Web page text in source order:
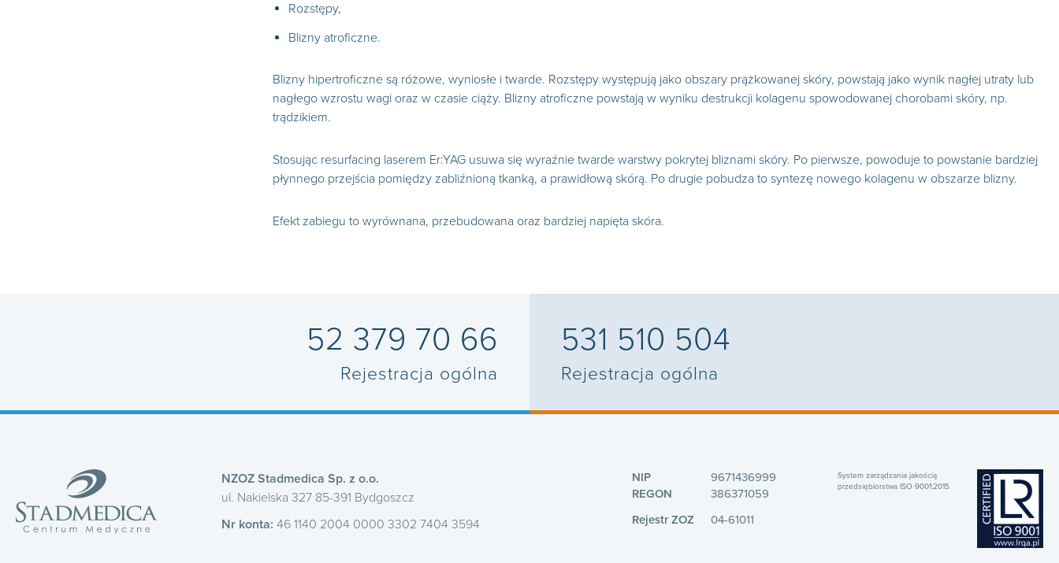
Rozstępy,
Blizny atroficzne.
Blizny hipertroficzne są różowe, wyniosłe i twarde. Rozstępy występują jako obszary prążkowanej skóry, powstają jako wynik nagłej utraty lub
nagłego wzrostu wagi oraz w czasie ciąży. Blizny atroficzne powstają w wyniku destrukcji kolagenu spowodowanej chorobami skóry, np.
trądzikiem.
Stosując resurfacing laserem Er:YAG usuwa się wyraźnie twarde warstwy pokrytej bliznami skóry. Po pierwsze, powoduje to powstanie bardziej
płynnego przejścia pomiędzy zabliźnioną tkanką, a prawidłową skórą. Po drugie pobudza to syntezę nowego kolagenu w obszarze blizny.
Efekt zabiegu to wyrównana, przebudowana oraz bardziej napięta skóra.
52 379 70 66
Rejestracja ogólna
531 510 504
Rejestracja ogólna
NZOZ Stadmedica Sp. z o.o.
ul. Nakielska 327 85-391 Bydgoszcz
Nr konta: 46 1140 2004 0000 3302 7404 3594
NIP
9671436999
REGON
386371059
Rejestr ZOZ
04-61011
System zarządzania jakością
przedsiębiorstwa ISO 9001:2015